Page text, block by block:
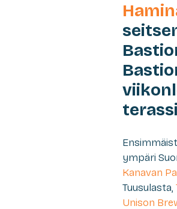
ympäri
Kanavan
Tuusulasta,
Unison